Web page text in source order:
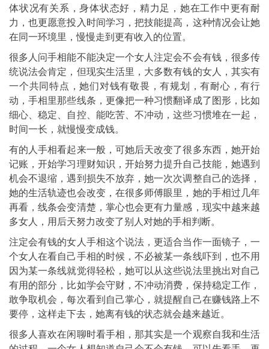
体状况有关系，身体状态好，精力足，她在工作中更有耐
力，也更愿意投入时间学习，把技能提高，这种情况会让她
在同一环境里，慢慢走到更有收入的位置。
很多人问手相能不能决定一个女人注定会不会有钱，很多传
统说法会肯定，但现实生活里，大多数有钱的女人，其实有
一个共同特点，她们对钱有敬畏，有规划，有耐心，有行
动，手相里那些线条，更像把一种习惯翻译成了图形，比如
细心、稳定、自控、能吃苦、不冲动，这些习惯堆在一起，
时间一长，就慢慢变成钱。
有的人手相看起来一般，可她后天改变了很多东西，她开始
记账，开始学习理财知识，开始努力提升自己技能，她遇到
机会不退缩，遇到损失不放弃，她一次次调整自己的选择，
她的生活轨迹也会改变，在很多师傅眼里，她的手相过几年
再看，线条会变清楚，掌心也会更有力量感，现实中越来越
多女人，用后天努力改变了别人对她的手相判断。
注定会有钱的女人手相这个说法，更适合当作一面镜子，一
个女人在看自己手相的时候，不必被某一条线吓到，也不用
因为某一条线就觉得轻松，她可以从这些说法里挑出对自己
有用的部分，比如学会守财，不冲动消费，保持稳定工作，
敢争取机会，每次看到自己掌心，就提醒自己在赚钱路上不
要停，这样走下去，她离有钱的状态就会越来越近。
很多人喜欢在闲聊时看手相，那其实是一个观察自我和生活